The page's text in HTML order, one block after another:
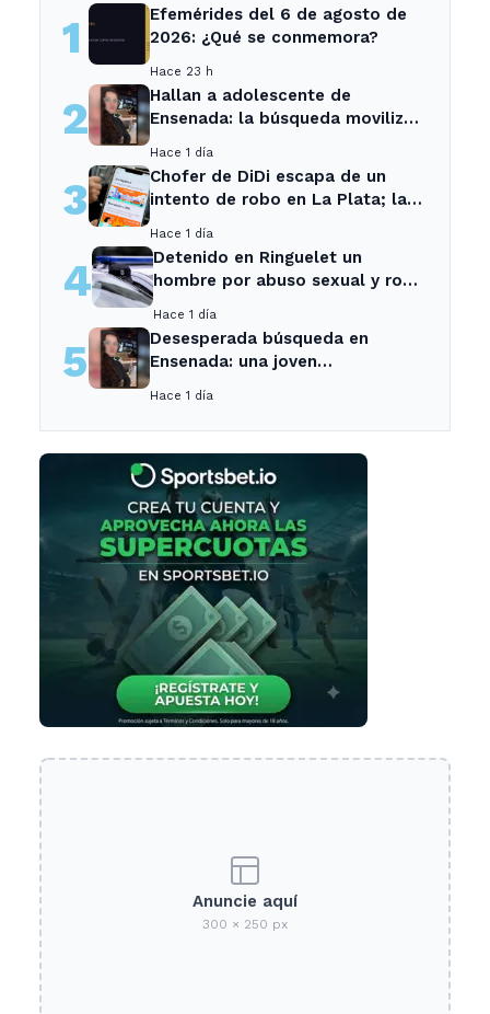
1
Efemérides del 6 de agosto de
2026: ¿Qué se conmemora?
Hace 23 h
2
Hallan a adolescente de
Ensenada: la búsqueda movilizó
Hace 1 día
3
Chofer de DiDi escapa de un
intento de robo en La Plata; la
Hace 1 día
4
Detenido en Ringuelet un
hombre por abuso sexual y robo
Hace 1 día
5
Desesperada búsqueda en
Ensenada: una joven
Hace 1 día
Anuncie aquí
300 × 250 px